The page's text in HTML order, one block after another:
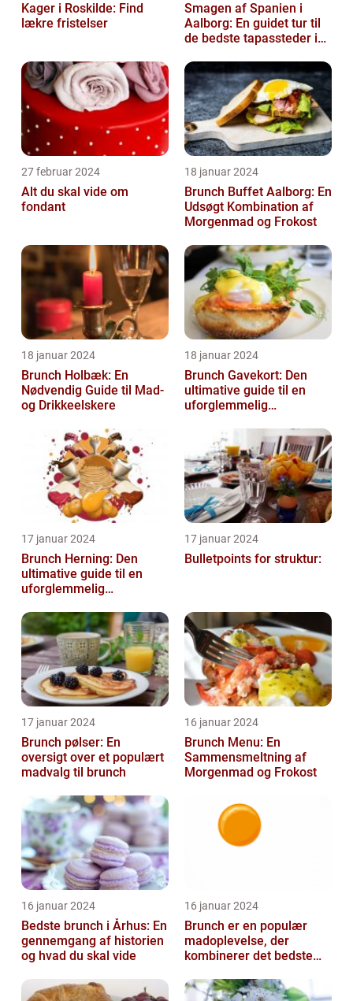
Kager i Roskilde: Find
lækre fristelser
Smagen af Spanien i
Aalborg: En guidet tur til
de bedste tapassteder i
27 februar 2024
Alt du skal vide om
fondant
18 januar 2024
Brunch Buffet Aalborg: En
Udsøgt Kombination af
Morgenmad og Frokost
18 januar 2024
Brunch Holbæk: En
Nødvendig Guide til Mad-
og Drikkeelskere
18 januar 2024
Brunch Gavekort: Den
ultimative guide til en
uforglemmelig
17 januar 2024
Brunch Herning: Den
ultimative guide til en
uforglemmelig
17 januar 2024
Bulletpoints for struktur:
17 januar 2024
Brunch pølser: En
oversigt over et populært
madvalg til brunch
16 januar 2024
Brunch Menu: En
Sammensmeltning af
Morgenmad og Frokost
16 januar 2024
Bedste brunch i Århus: En
gennemgang af historien
og hvad du skal vide
16 januar 2024
Brunch er en populær
madoplevelse, der
kombinerer det bedste
frokost